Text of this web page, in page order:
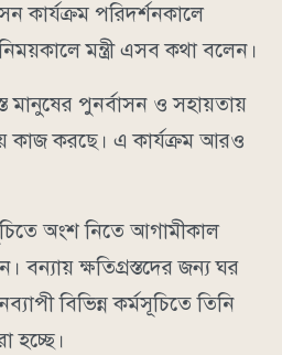
কার্যক্রম পরিদর্শনকালে
মন্ত্রী এসব কথা বলেন।
মানুষের পুনর্বাসন ও সহায়তায়
কাজ করছে। এ কার্যক্রম আরও
অংশ নিতে আগামীকাল
বন্যায় ক্ষতিগ্রস্তদের জন্য ঘর
বিভিন্ন কর্মসূচিতে তিনি
হচ্ছে।